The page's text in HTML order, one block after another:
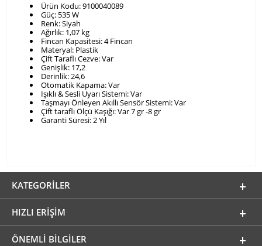
Ürün Kodu: 9100040089
Güç: 535 W
Renk:Siyah
Ağırlık: 1,07 kg
Fincan Kapasitesi: 4 Fincan
Materyal: Plastik
Çift Taraflı Cezve:Var
Genişlik: 17,2
Derinlik:24,6
Otomatik Kapama:Var
Işıklı & Sesli Uyarı Sistemi: Var
Taşmayı Önleyen Akıllı Sensör Sistemi: Var
Çift taraflı Ölçü Kaşığı: Var 7 gr -8 gr
Garanti Süresi:2 Yıl
KATEGORILER
HIZLI ERIŞIM
ÖNEMLI BILGILER